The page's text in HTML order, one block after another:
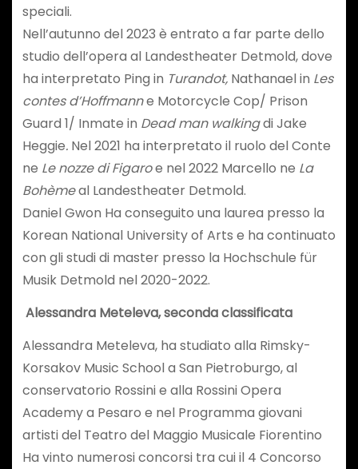
speciali.
Nell’autunno del 2023 è entrato a far parte dello
studio dell’opera al Landestheater Detmold, dove
ha interpretato Ping in Turandot, Nathanael in Les
contes d’Hoffmanne Motorcycle Cop/ Prison
Guard 1/ Inmate in Dead man walkingdi Jake
Heggie.Nel 2021 ha interpretato il ruolo del Conte
ne Le nozze di Figaroe nel 2022 Marcello ne La
Bohèmeal Landestheater Detmold.
Daniel Gwon Ha conseguito una laurea presso la
Korean National University of Arts e ha continuato
con gli studi di master presso la Hochschule für
Musik Detmold nel 2020-2022.
Alessandra Meteleva,seconda classificata
Alessandra Meteleva, ha studiato alla Rimsky-
Korsakov Music School a San Pietroburgo, al
conservatorio Rossini e alla Rossini Opera
Academy a Pesaro e nel Programma giovani
artisti del Teatro del Maggio Musicale Fiorentino
Ha vinto numerosi concorsi tra cui il 4 Concorso